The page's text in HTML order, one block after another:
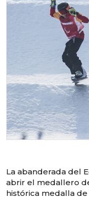
La abanderada del
abrir el medallero
histórica medalla